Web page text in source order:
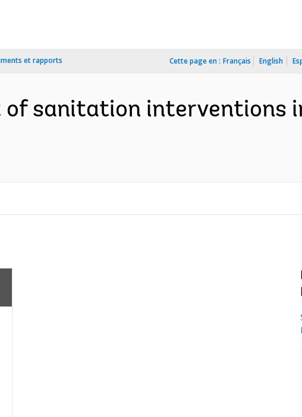
et rapports Cette page en : Français English
of sanitation interventions